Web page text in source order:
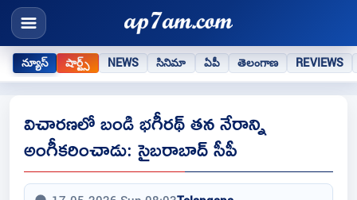
న్యూస్ షార్ట్స్ NEWS సినిమా ఏపీ తెలంగాణ REVIEWS
విచారణలో బండి భగీరథ్ తన నేరాన్ని
అంగీకరించాడు: సైబరాబాద్ సీపీ